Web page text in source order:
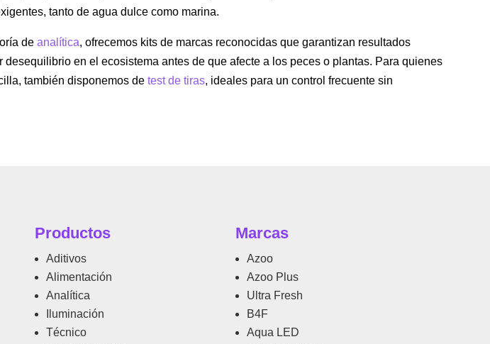
tanto de agua dulce como marina.
de analítica, ofrecemos kits de marcas reconocidas que garantizan resultados
en el ecosistema antes de que afecte a los peces o plantas. Para quienes
también disponemos de test de tiras, ideales para un control frecuente sin
Productos
Aditivos
Alimentación
Analítica
Iluminación
Técnico
Marcas
Azoo
Azoo Plus
Ultra Fresh
B4F
Aqua LED